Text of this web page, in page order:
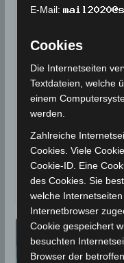
Tunesien:
2020, 7 Uhr
4. September 2020
Gabés
In den
Donnerstag, 3 Sep
kam es
E-Mail:
Cookies
Die Internetseiten
Textdateien, welche
einem
werden.
Zahlreiche
Cookies. Viele
Cookie-ID. Eine
des Cookies. Sie
welche
Internetbrowser
Cookie gespeichert
besuchten
Browser der